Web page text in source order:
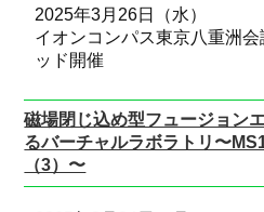
2025年3月26日（水）
イオンコンパス東京八重洲
ッド開催
磁場閉じ込め型フュージョン
るバーチャルラボラトリ〜
（3）〜